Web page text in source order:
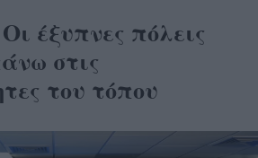
έξυπνες πόλεις
στις
του τόπου